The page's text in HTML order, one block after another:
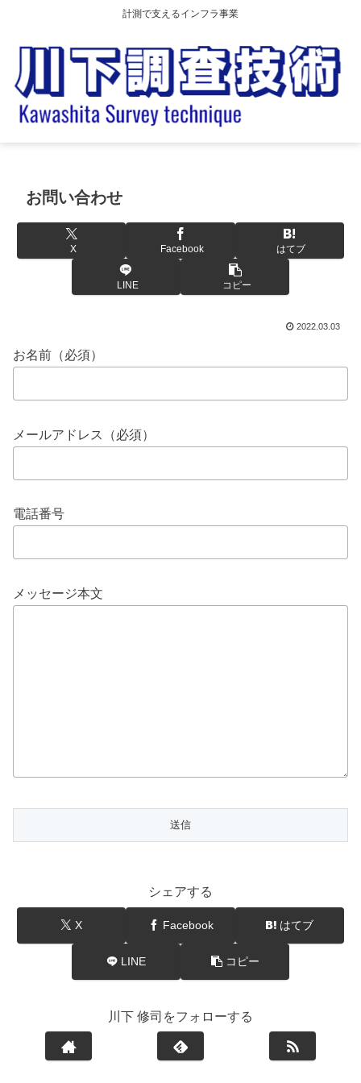
計測で支えるインフラ事業
お問い合わせ
X Facebook はてブ
LINE コピー
2022.03.03
お名前（必須）
メールアドレス（必須）
電話番号
メッセージ本文
シェアする
X Facebook はてブ
LINE コピー
川下 修司をフォローする